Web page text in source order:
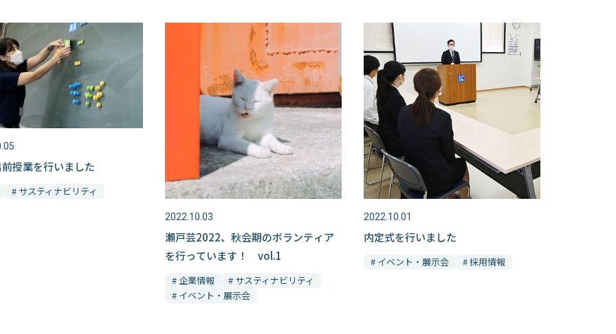
前授業を行いました
# サスティナビリティ
2022.10.03
瀬戸芸2022、秋会期のボランティア
を行っています！ vol.1
# 企業情報
# サスティナビリティ
# イベント・展示会
2022.10.01
内定式を行いました
# イベント・展示会 # 採用情報